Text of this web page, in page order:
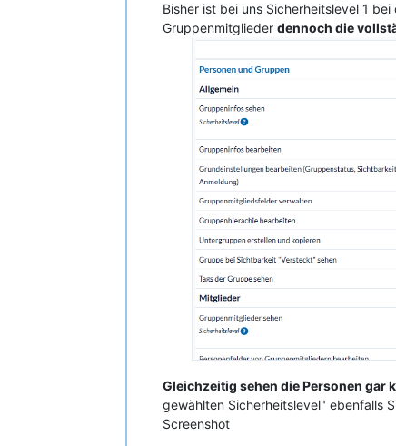
Bisher ist bei uns Sicherheitslevel 1
Gruppenmitglieder dennoch die
Gleichzeitig sehen die Personen gar
gewählten Sicherheitslevel" ebenfalls
Screenshot